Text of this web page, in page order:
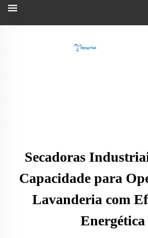
Secadoras
Capacidade para
Lavanderia com
Energética